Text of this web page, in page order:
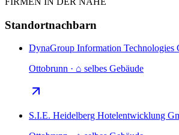
Standortnachbarn
DynaGroup Information Technologies
Ottobrunn · ⌂ selbes Gebäude
S.I.E. Heidelberg Hotelentwicklung